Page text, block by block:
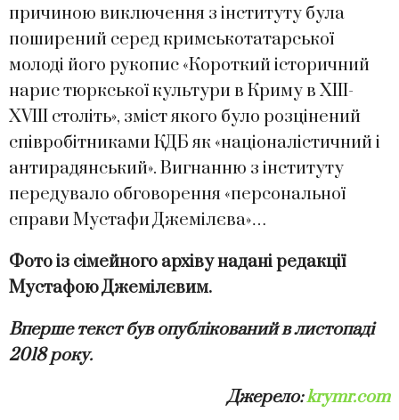
причиною виключення з інституту була
поширений серед кримськотатарської
молоді його рукопис «Короткий історичний
нарис тюркської культури в Криму в XIII-
XVIII століть», зміст якого було розцінений
співробітниками КДБ як «націоналістичний і
антирадянський». Вигнанню з інституту
передувало обговорення «персональної
справи Мустафи Джемілєва»…
Фото із сімейного архіву надані редакції
Мустафою Джемілєвим.
Вперше текст був опублікований в листопаді
2018 року.
Джерело:krymr.com